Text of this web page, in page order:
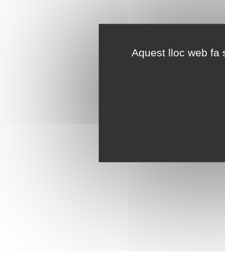
Aquest lloc web fa